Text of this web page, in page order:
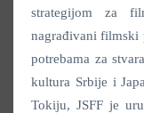
strategijom za
nagrađivani filmski
potrebama za
kultura Srbije i
Tokiju, JSFF je